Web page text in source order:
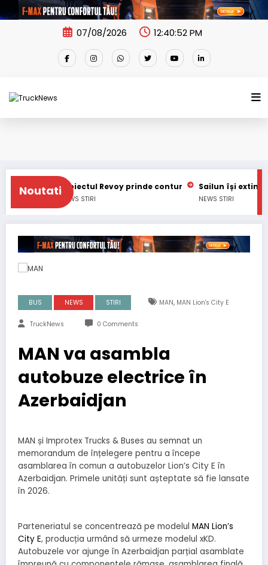
Skip
to
07/08/2026 12:40:53 PM
Noutati
Proiectul Revoy prinde contur Sailun își extinde gama de
BUS NEWS STIRI MAN, MAN Lion's City E
TruckNews 0 Comments
MAN va asambla
autobuze electrice în
Azerbaidjan
MAN și Improtex Trucks & Buses au semnat un
memorandum de înțelegere pentru a începe
asamblarea în comun a autobuzelor Lion’s City E în
Azerbaidjan. Primele unități sunt așteptate să fie lansate
în 2026.
Parteneriatul se concentrează pe modelul MAN Lion’s
City E, producția urmând să urmeze modelul xKD.
Autobuzele vor ajunge în Azerbaidjan parțial asamblate